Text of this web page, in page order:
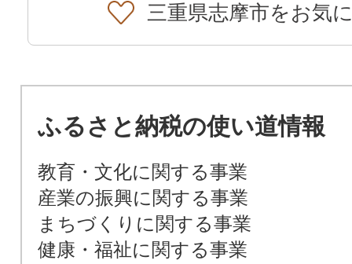
三重県志摩市をお気
ふるさと納税の使い道情報
教育・文化に関する事業
産業の振興に関する事業
まちづくりに関する事業
健康・福祉に関する事業